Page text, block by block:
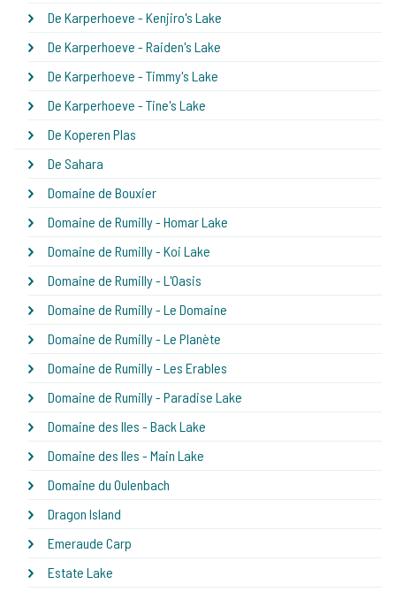
De Karperhoeve - Kenjiro's Lake
De Karperhoeve - Raiden's Lake
De Karperhoeve - Timmy's Lake
De Karperhoeve - Tine's Lake
De Koperen Plas
De Sahara
Domaine de Bouxier
Domaine de Rumilly - Homar Lake
Domaine de Rumilly - Koi Lake
Domaine de Rumilly - L'Oasis
Domaine de Rumilly - Le Domaine
Domaine de Rumilly - Le Planète
Domaine de Rumilly - Les Erables
Domaine de Rumilly - Paradise Lake
Domaine des Iles - Back Lake
Domaine des Iles - Main Lake
Domaine du Oulenbach
Dragon Island
Emeraude Carp
Estate Lake